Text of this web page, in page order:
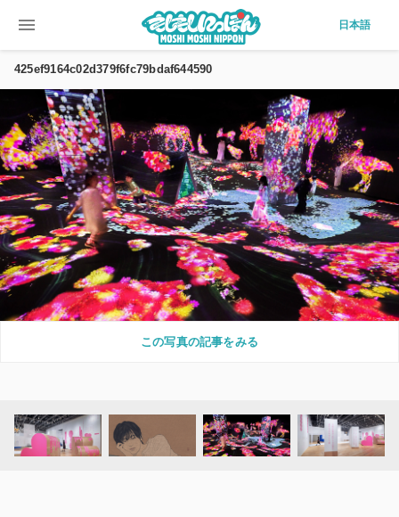
menu 日本語
425ef9164c02d379f6fc79bdaf644590
この写真の記事をみる